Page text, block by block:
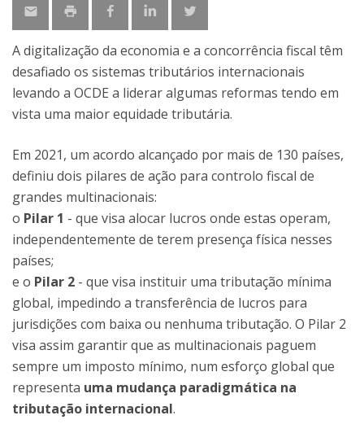
A digitalização da economia e a concorrência fiscal têm
desafiado os sistemas tributários internacionais
levando a OCDE a liderar algumas reformas tendo em
vista uma maior equidade tributária.
Em 2021, um acordo alcançado por mais de 130 países,
definiu dois pilares de ação para controlo fiscal de
grandes multinacionais:
o Pilar 1 - que visa alocar lucros onde estas operam,
independentemente de terem presença física nesses
países;
e o Pilar 2 - que visa instituir uma tributação mínima
global, impedindo a transferência de lucros para
jurisdições com baixa ou nenhuma tributação. O Pilar 2
visa assim garantir que as multinacionais paguem
sempre um imposto mínimo, num esforço global que
representa uma mudança paradigmática na
tributação internacional.